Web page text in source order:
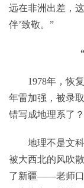
远在非洲出差，
伴’致敬。”
1978年，恢复
年雷加强，被录
错写成地理系了
地理不是文科
被大西北的风吹
了新疆——老师口